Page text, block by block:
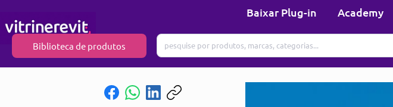
Baixar Plug-in Academy
Biblioteca de produtos